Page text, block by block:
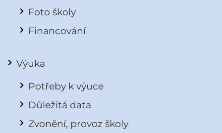
Foto školy
Financování
Výuka
Potřeby k výuce
Důležitá data
Zvonění, provoz školy